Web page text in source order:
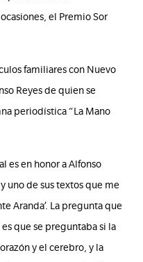
el Premio Sor
familiares con Nuevo
Reyes de quien se
periodística “La Mano
es en honor a Alfonso
uno de sus textos que me
Aranda’. La pregunta que
que se preguntaba si la
y el cerebro, y la